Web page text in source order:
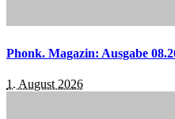
Phonk. Magazin: Ausgabe
1. August 2026